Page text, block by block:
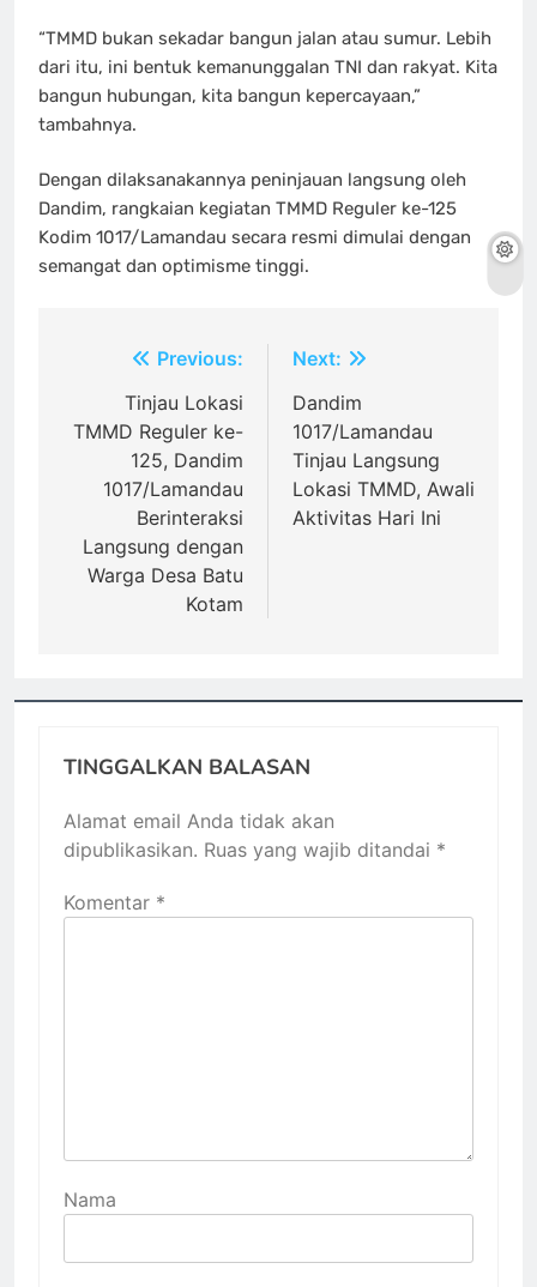
“TMMD bukan sekadar bangun jalan atau sumur. Lebih
dari itu, ini bentuk kemanunggalan TNI dan rakyat. Kita
bangun hubungan, kita bangun kepercayaan,”
tambahnya.
Dengan dilaksanakannya peninjauan langsung oleh
Dandim, rangkaian kegiatan TMMD Reguler ke-125
Kodim 1017/Lamandau secara resmi dimulai dengan
semangat dan optimisme tinggi.
NavigasiPrevious:
Tinjau Lokasi
TMMD Reguler ke-
125, Dandim
1017/Lamandau
Berinteraksi
Langsung dengan
Warga Desa Batu
Kotam
Next:
Dandim
1017/Lamandau
Tinjau Langsung
Lokasi TMMD, Awali
Aktivitas Hari Ini
TINGGALKAN BALASAN
Alamat email Anda tidak akan
dipublikasikan. Ruas yang wajib ditandai *
Komentar *
Nama